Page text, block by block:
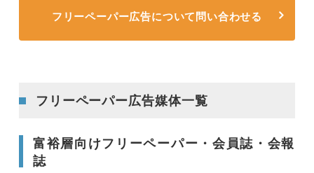
フリーペーパー広告について問い合わせる
フリーペーパー広告媒体一覧
富裕層向けフリーペーパー・会員誌・会報
誌